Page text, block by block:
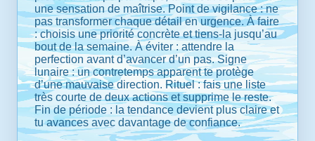
une sensation de maîtrise. Point de vigilance : ne
pas transformer chaque détail en urgence. À faire
: choisis une priorité concrète et tiens-la jusqu’au
bout de la semaine. À éviter : attendre la
perfection avant d’avancer d’un pas. Signe
lunaire : un contretemps apparent te protège
d’une mauvaise direction. Rituel : fais une liste
très courte de deux actions et supprime le reste.
Fin de période : la tendance devient plus claire et
tu avances avec davantage de confiance.